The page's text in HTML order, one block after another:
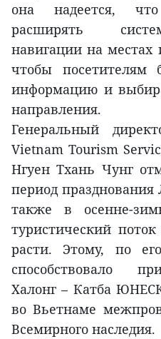
она надеется,
расширять
навигации на местах
чтобы посетителям
информацию и
направления.
Генеральный
Vietnam Tourism
Нгуен Тхань Чунг
период празднования
также в осенне-
туристический
расти. Этому, по
способствовало
Халонг – Катба
во Вьетнаме
Всемирного наследия.